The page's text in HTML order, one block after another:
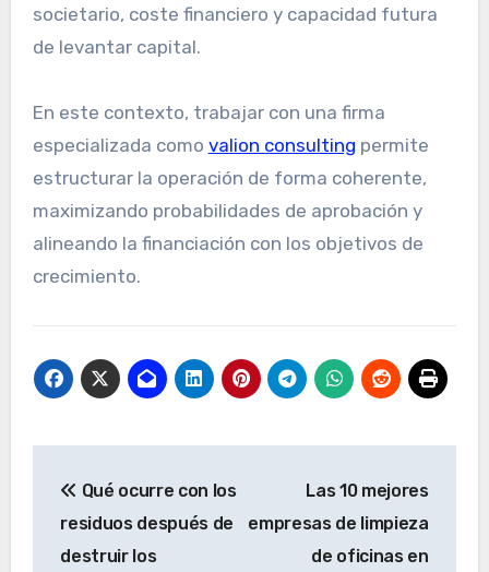
societario, coste financiero y capacidad futura
de levantar capital.
En este contexto, trabajar con una firma
especializada como valion consulting permite
estructurar la operación de forma coherente,
maximizando probabilidades de aprobación y
alineando la financiación con los objetivos de
crecimiento.
Qué ocurre con los
residuos después de
destruir los
Las 10 mejores
empresas de limpieza
de oficinas en